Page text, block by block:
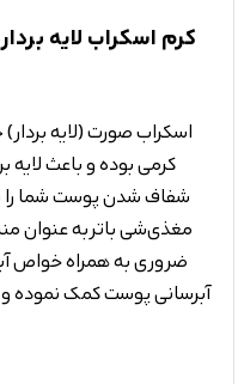
اسکراب صورت (لایه بردار)
کرمی بوده و باعث
شفاف شدن پوست شما را
مغذی شی باتر به عنوان
ضروری به همراه خواص
آبرسانی پوست کمک